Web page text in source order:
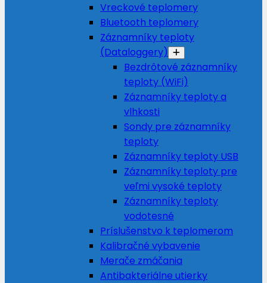
Vreckové teplomery
Bluetooth teplomery
Záznamníky teploty
(Dataloggery)
Bezdrôtové záznamníky
teploty (WiFi)
Záznamníky teploty a
vlhkosti
Sondy pre záznamníky
teploty
Záznamníky teploty USB
Záznamníky teploty pre
veľmi vysoké teploty
Záznamníky teploty
vodotesné
Príslušenstvo k teplomerom
Kalibračné vybavenie
Merače zmáčania
Antibakteriálne utierky